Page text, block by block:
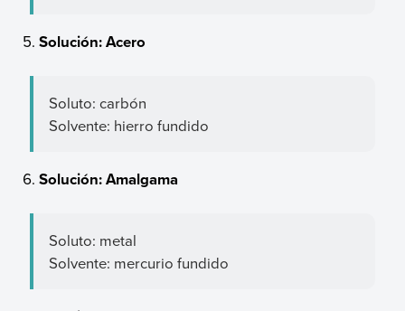
Solución: Acero
Soluto: carbón
Solvente: hierro fundido
Solución: Amalgama
Soluto: metal
Solvente: mercurio fundido